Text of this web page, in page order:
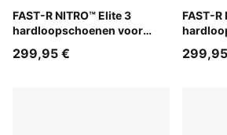
FAST-R NITRO™ Elite 3
hardloopschoenen voor
Light Lavender-Inky Depths-Ultra
299,95 €
FAST-R
PUMA